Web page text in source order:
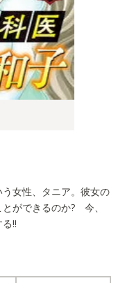
女性、タニア。彼女の
ができるのか? 今、
!!